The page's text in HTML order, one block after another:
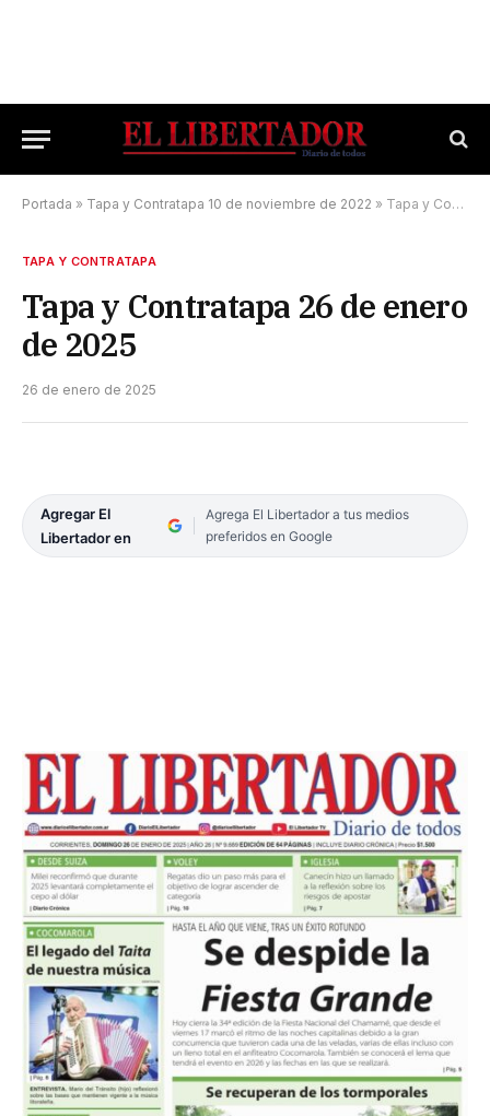
Portada » Tapa y Contratapa 10 de noviembre de 2022 » Tapa y Contratapa 26 de enero de 2025
TAPA Y CONTRATAPA
Tapa y Contratapa 26 de enero
de 2025
26 de enero de 2025
Agregar El
Libertador en
Agrega El Libertador a tus medios
preferidos en Google